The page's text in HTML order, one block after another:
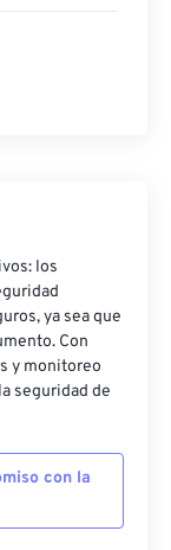
los
ya sea que
Con
y monitoreo
seguridad de
con la